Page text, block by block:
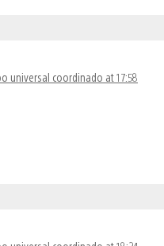
universal coordinado at 17:58